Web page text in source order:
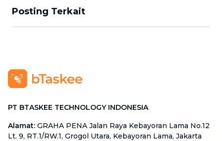
Posting Terkait
PT BTASKEE TECHNOLOGY INDONESIA
Alamat: GRAHA PENA Jalan Raya Kebayoran Lama No.12
Lt. 9, RT.1/RW.1, Grogol Utara, Kebayoran Lama, Jakarta